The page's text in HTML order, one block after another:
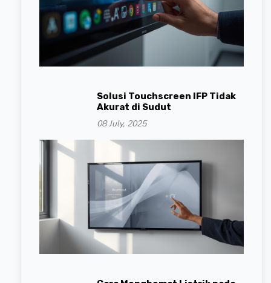
Solusi Touchscreen IFP Tidak
Akurat di Sudut
08 July, 2025